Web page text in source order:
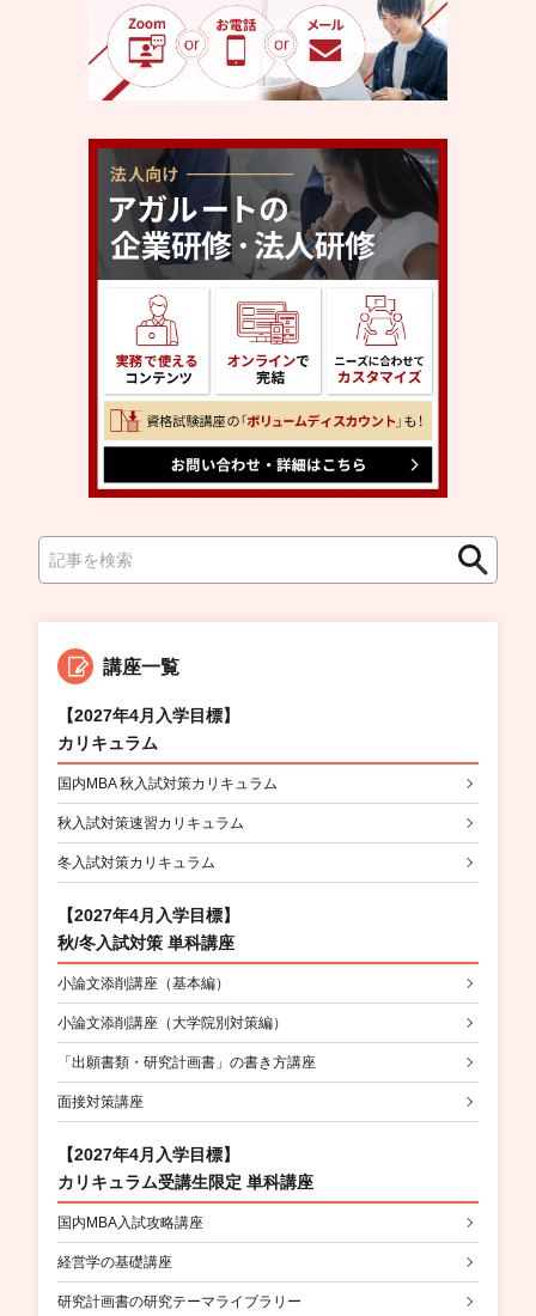
索
検
講座一覧
【2027年4月入学目標】
カリキュラム
国内MBA 秋入試対策カリキュラム
秋入試対策速習カリキュラム
冬入試対策カリキュラム
【2027年4月入学目標】
秋/冬入試対策 単科講座
小論文添削講座（基本編）
小論文添削講座（大学院別対策編）
「出願書類・研究計画書」の書き方講座
面接対策講座
【2027年4月入学目標】
カリキュラム受講生限定 単科講座
国内MBA入試攻略講座
経営学の基礎講座
研究計画書の研究テーマライブラリー